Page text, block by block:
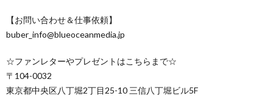
【お問い合わせ＆仕事依頼】
buber_info@blueoceanmedia.jp
☆ファンレターやプレゼントはこちらまで☆
〒104-0032
東京都中央区八丁堀2丁目25-10 三信八丁堀ビル5F